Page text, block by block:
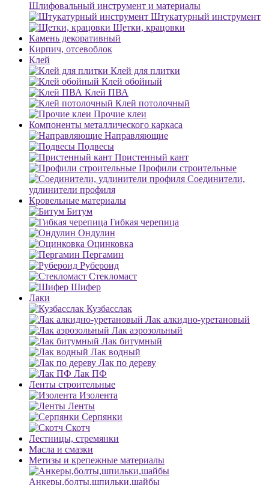
Шлифовальный инструмент и материалы
Штукатурный инструмент
Щетки, крацовки
Камень декоративный
Кирпич, отсевоблок
Клей
Клей для плитки
Клей обойный
Клей ПВА
Клей потолочный
Прочие клеи
Компоненты металлического каркаса
Направляющие
Подвесы
Пристенный кант
Профили строительные
Соединители,
удлинители профиля
Кровельные материалы
Битум
Гибкая черепица
Ондулин
Оцинковка
Пергамин
Рубероид
Стекломаст
Шифер
Лаки
Кузбасслак
Лак алкидно-уретановый
Лак аэрозольный
Лак битумный
Лак водный
Лак по дереву
Лак ПФ
Ленты строительные
Изолента
Ленты
Серпянки
Скотч
Лестницы, стремянки
Масла и смазки
Метизы и крепежные материалы
Анкеры,болты,шпильки,шайбы